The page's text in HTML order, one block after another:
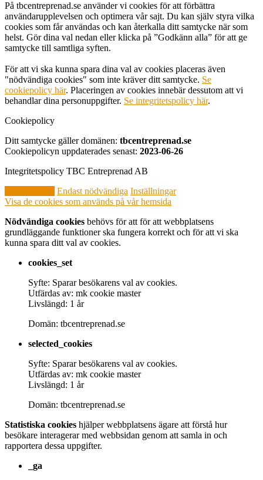
På tbcentreprenad.se använder vi cookies för att förbättra
användarupplevelsen och optimera vår sajt. Du kan själv styra vilka
cookies som får användas och kan återkalla ditt samtycke när som
helst. Gör dina val nedan eller klicka på ”Godkänn alla” för att ge
samtycke till samtliga syften.
För att vi ska kunna spara dina val av cookies placeras även
"nödvändiga cookies" som inte kräver ditt samtycke. Se
cookiepolicy här. Placeringen av cookies innebär dessutom att vi
behandlar dina personuppgifter. Se integritetspolicy här.
Cookiepolicy
Ditt samtycke gäller domänen: tbcentreprenad.se
Cookiepolicyn uppdaterades senast: 2023-06-26
Integritetspolicy TBC Entreprenad AB
Endast nödvändiga Inställningar
Visa de cookies som används på vår hemsida
Nödvändiga cookies behövs för att för att webbplatsens
grundläggande funktioner ska fungera korrekt och för att vi ska
kunna spara ditt val av cookies.
cookies_set
Syfte: Sparar besökarens val av cookies.
Utfärdas av: mk cookie master
Livslängd: 1 år
Domän: tbcentreprenad.se
selected_cookies
Syfte: Sparar besökarens val av cookies.
Utfärdas av: mk cookie master
Livslängd: 1 år
Domän: tbcentreprenad.se
Statistiska cookies hjälper webbplatsens ägare att förstå hur
besökare interagerar med webbsidan genom att samla in och
rapportera dessa uppgifter.
_ga